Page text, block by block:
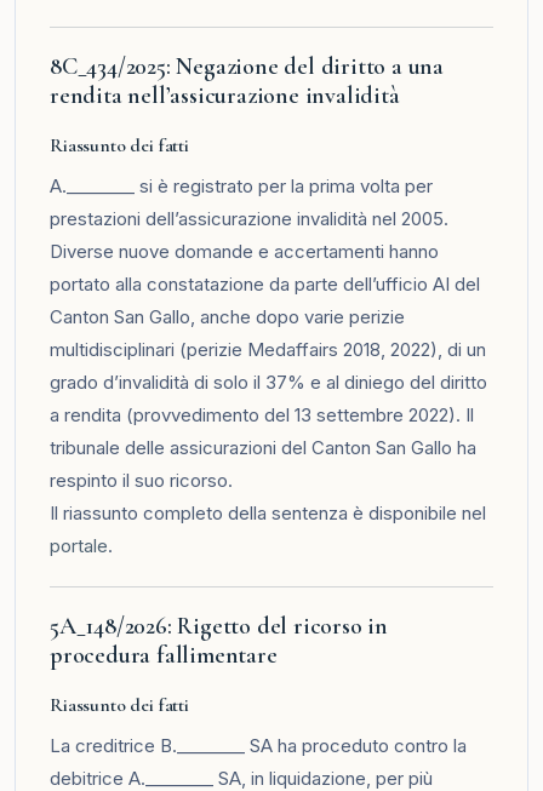
8C_434/2025: Negazione del diritto a una
rendita nell’assicurazione invalidità
Riassunto dei fatti
A.________ si è registrato per la prima volta per
prestazioni dell’assicurazione invalidità nel 2005.
Diverse nuove domande e accertamenti hanno
portato alla constatazione da parte dell’ufficio AI del
Canton San Gallo, anche dopo varie perizie
multidisciplinari (perizie Medaffairs 2018, 2022), di un
grado d’invalidità di solo il 37% e al diniego del diritto
a rendita (provvedimento del 13 settembre 2022). Il
tribunale delle assicurazioni del Canton San Gallo ha
respinto il suo ricorso.
Il riassunto completo della sentenza è disponibile nel
portale.
5A_148/2026: Rigetto del ricorso in
procedura fallimentare
Riassunto dei fatti
La creditrice B.________ SA ha proceduto contro la
debitrice A.________ SA, in liquidazione, per più